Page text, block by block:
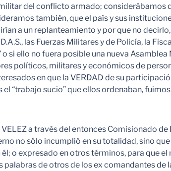
del conflicto armado; considerábamos
también, que el país y sus
a un replanteamiento y por que no decirlo,
las Fuerzas Militares y de Policía, la
si ello no fuera posible una nueva Asamblea
políticos, militares y económicos de
en que la VERDAD de su
“trabajo sucio” que ellos ordenaban,
a través del entonces Comisionado de
no sólo incumplió en su totalidad, sino
o expresado en otros términos, para que el
de otros de los ex comandantes de